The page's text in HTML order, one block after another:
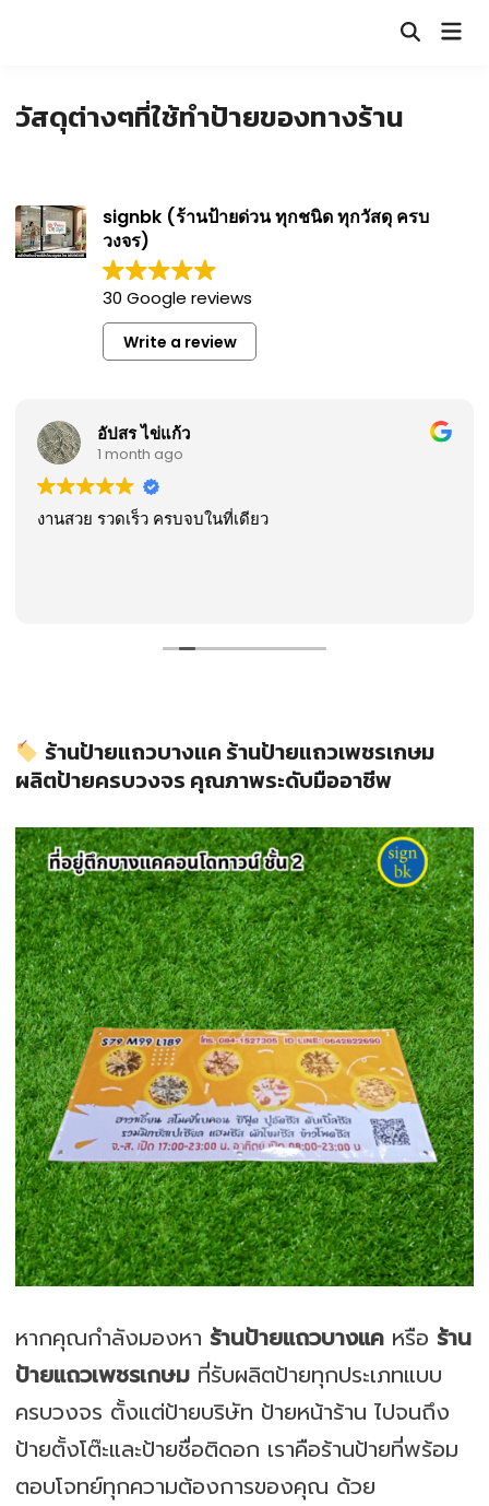
Open
วัสดุต่างๆที่ใช้ทำป้ายของทางร้าน
signbk (ร้านป้ายด่วน ทุกชนิด ทุกวัสดุ ครบ
วงจร)
30 Google reviews
Write a review
อัปสร ไข่แก้ว
1 month ago
งานสวย รวดเร็ว ครบจบในที่เดียว
ร้านป้ายแถวบางแค ร้านป้ายแถวเพชรเกษม
ผลิตป้ายครบวงจร คุณภาพระดับมืออาชีพ
หากคุณกำลังมองหา ร้านป้ายแถวบางแค หรือ ร้าน
ป้ายแถวเพชรเกษม ที่รับผลิตป้ายทุกประเภทแบบ
ครบวงจร ตั้งแต่ป้ายบริษัท ป้ายหน้าร้าน ไปจนถึง
ป้ายตั้งโต๊ะและป้ายชื่อติดอก เราคือร้านป้ายที่พร้อม
ตอบโจทย์ทุกความต้องการของคุณ ด้วย